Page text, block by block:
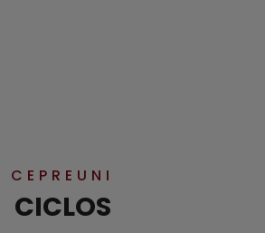
CEPREUNI
CICLOS